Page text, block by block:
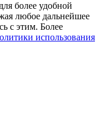
более удобной
любое дальнейшее
с этим. Более
использования